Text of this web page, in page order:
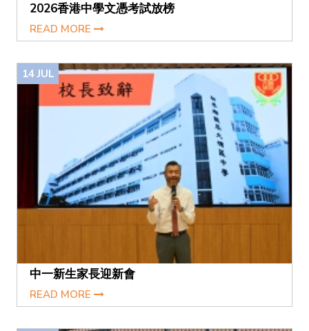
2026香港中學文憑考試放榜
READ MORE
14 JUL
中一新生家長迎新會
READ MORE